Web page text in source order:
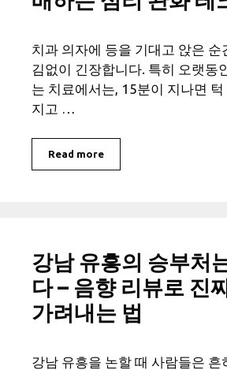
치과 의자에 등을 기대고 앉은 순
김없이 긴장합니다. 특히 오랫동
는 치료에서는, 15분이 지나면
지고 …
Read more
강남 유흥의 승부처
다 – 음향 리뷰로 진
가려내는 법
강남 유흥을 논할 때 사람들은 흔